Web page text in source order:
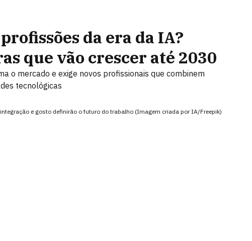
da era da IA?
que vão crescer até 2030
o mercado e exige novos profissionais que combinem
tecnológicas
e gosto definirão o futuro do trabalho (Imagem criada por IA/Freepik)